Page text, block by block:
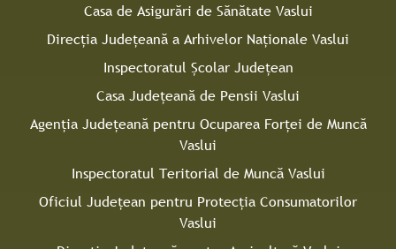
Casa de Asigurări de Sănătate Vaslui
Direcţia Judeţeană a Arhivelor Naţionale Vaslui
Inspectoratul Şcolar Judeţean
Casa Judeţeană de Pensii Vaslui
Agenţia Judeţeană pentru Ocuparea Forţei de Muncă
Vaslui
Inspectoratul Teritorial de Muncă Vaslui
Oficiul Judeţean pentru Protecţia Consumatorilor
Vaslui